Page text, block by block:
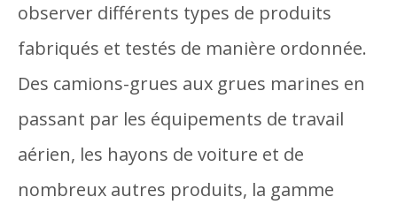
observer différents types de produits
fabriqués et testés de manière ordonnée.
Des camions-grues aux grues marines en
passant par les équipements de travail
aérien, les hayons de voiture et de
nombreux autres produits, la gamme